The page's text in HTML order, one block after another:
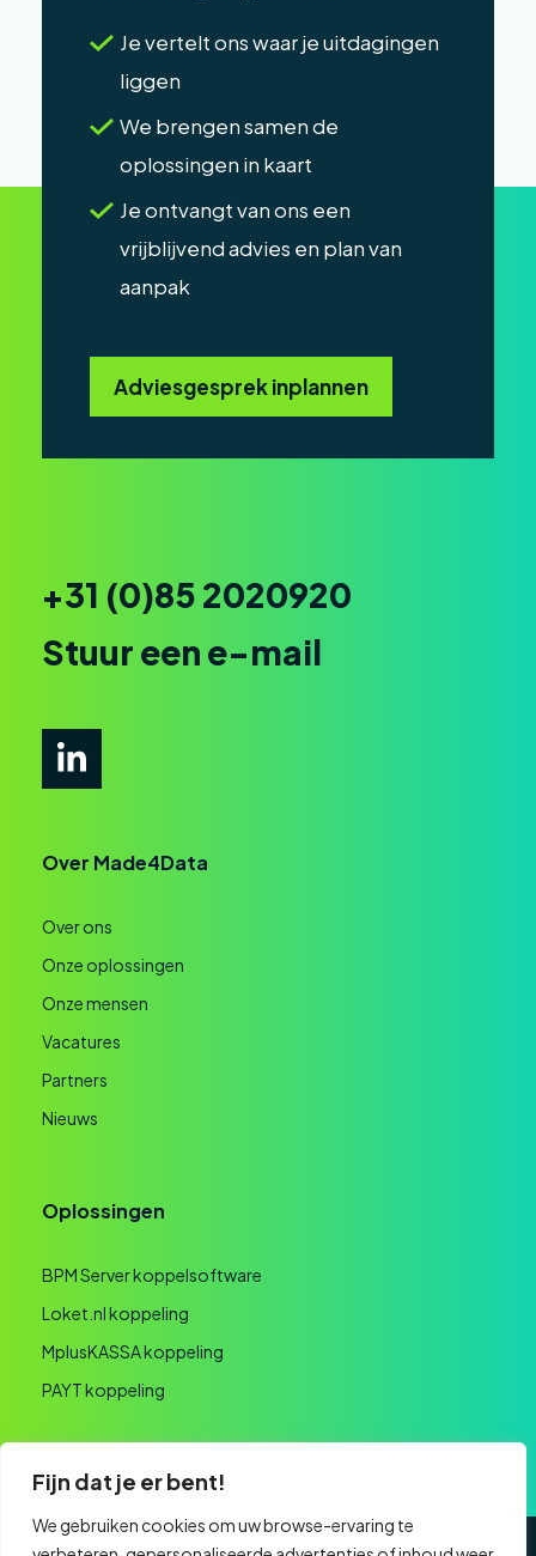
Fijn dat je er bent!
We gebruiken cookies om uw browse-ervaring te
Je vertelt ons waar je uitdagingen
liggen
We brengen samen de
oplossingen in kaart
Je ontvangt van ons een
vrijblijvend advies en plan van
aanpak
Adviesgesprek inplannen
+31 (0)85 2020920
Stuur een e-mail
Over Made4Data
Over ons
Onze oplossingen
Onze mensen
Vacatures
Partners
Nieuws
Oplossingen
BPM Server koppelsoftware
Loket.nl koppeling
MplusKASSA koppeling
PAYT koppeling